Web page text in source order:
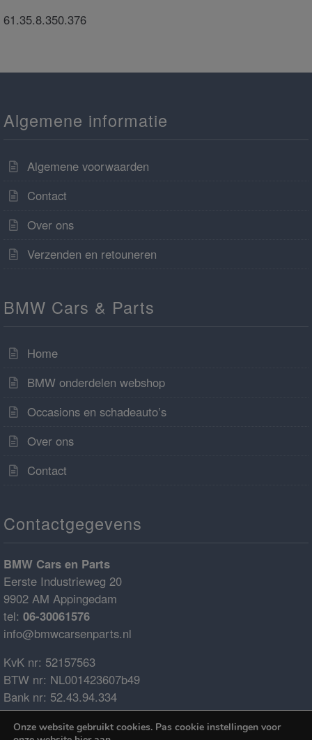
61.35.8.350.376
Algemene informatie
Algemene voorwaarden
Contact
Over ons
Verzenden en retouneren
BMW Cars & Parts
Home
BMW onderdelen webshop
Occasions en schadeauto’s
Over ons
Contact
Contactgegevens
BMW Cars en Parts
Eerste Industrieweg 20
9902 AM Appingedam
tel: 06-30061576
info@bmwcarsenparts.nl
KvK nr: 52157563
BTW nr: NL001423607b49
Bank nr: 52.43.94.334
IBAN: NL68ABNA0524394334
BIC: ABNANL2A
Onze website gebruikt cookies. Pas cookie instellingen voor